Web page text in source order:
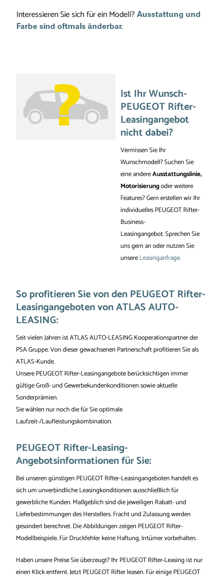
Interessieren Sie sich für ein Modell? Ausstattung und
Farbe sind oftmals änderbar.
Ist Ihr Wunsch-
PEUGEOT Rifter-
Leasingangebot
nicht dabei?
Vermissen Sie Ihr
Wunschmodell? Suchen Sie
eine andereAusstattungslinie,
Motorisierungoder weitere
Features? Gern erstellen wir Ihr
individuelles PEUGEOT Rifter-
Business-
Leasingangebot. Sprechen Sie
uns gern an oder nutzen Sie
unsereLeasinganfrage.
So profitieren Sie von den PEUGEOT Rifter-
Leasingangeboten von ATLAS AUTO-
LEASING:
Seit vielen Jahren ist ATLAS AUTO-LEASING Kooperationspartner der
PSA Gruppe. Von dieser gewachsenen Partnerschaft profitieren Sie als
ATLAS-Kunde.
Unsere PEUGEOT Rifter-Leasingangebote berücksichtigen immer
gültige Groß- und Gewerbekundenkonditionen sowie aktuelle
Sonderprämien.
Sie wählen nur noch die für Sie optimale
Laufzeit-/Laufleistungskombination.
PEUGEOT Rifter-Leasing-
Angebotsinformationen für Sie:
Bei unseren günstigen PEUGEOT Rifter-Leasingangeboten handelt es
sich um unverbindliche Leasingkonditionen ausschließlich für
gewerbliche Kunden. Maßgeblich sind die jeweiligen Rabatt- und
Lieferbestimmungen des Herstellers. Fracht und Zulassung werden
gesondert berechnet. Die Abbildungen zeigen PEUGEOT Rifter-
Modellbeispiele. Für Druckfehler keine Haftung, Irrtümer vorbehalten.
Haben unsere Preise Sie überzeugt? Ihr PEUGEOT Rifter-Leasing ist nur
einen Klick entfernt. Jetzt PEUGEOT Rifter leasen. Für einige PEUGEOT